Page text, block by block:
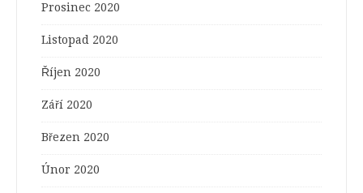
Prosinec 2020
Listopad 2020
Říjen 2020
Září 2020
Březen 2020
Únor 2020